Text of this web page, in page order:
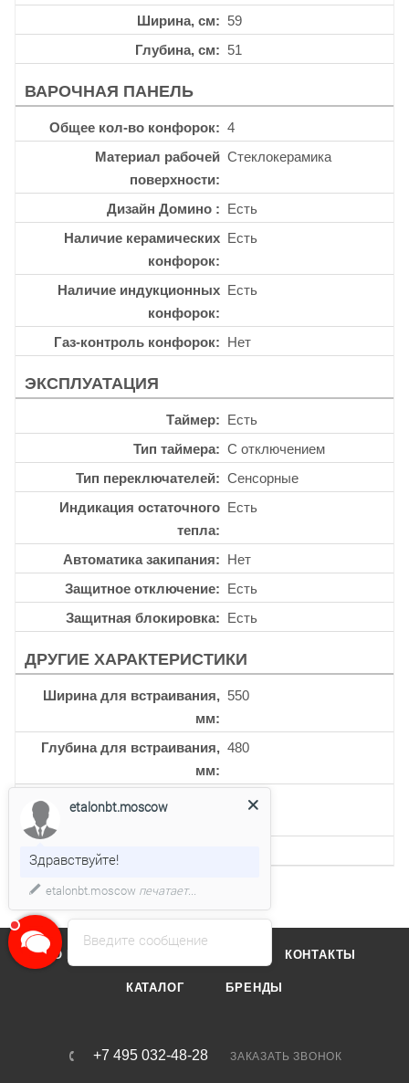
Ширина, см
59
Глубина, см
51
ВАРОЧНАЯ ПАНЕЛЬ
Общее кол-во конфорок
4
Материал рабочей
поверхности
Стеклокерамика
Дизайн Домино
Есть
Наличие керамических
конфорок
Есть
Наличие индукционных
конфорок
Есть
Газ-контроль конфорок Нет
ЭКСПЛУАТАЦИЯ
Таймер
Есть
Тип таймера
С отключением
Тип переключателей
Сенсорные
Индикация остаточного
тепла
Есть
Автоматика закипания
Нет
Защитное отключение
Есть
Защитная блокировка
Есть
ДРУГИЕ ХАРАКТЕРИСТИКИ
Ширина для встраивания,
мм
550
Глубина для встраивания,
мм
480
Кол-во индукционных
Кол-во уровней мощности
О КОМПАНИИ КОНТАКТЫ
КАТАЛОГ БРЕНДЫ
+7 495 032-48-28 ЗАКАЗАТЬ ЗВОНОК
Введите сообщение
etalonbt.moscow
Здравствуйте!
etalonbt.moscow печатает...